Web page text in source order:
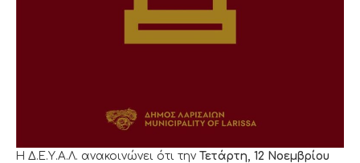
Η Δ.Ε.Υ.Α.Λ. ανακοινώνει ότι την Τετάρτη, 12 Νοεμβρίου